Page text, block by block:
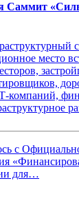
Саммит
место
компаний,
с
для…